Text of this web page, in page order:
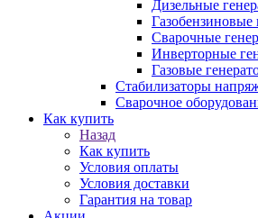
Дизельные
Газобензиновые
Сварочные
Инверторные
Газовые
Стабилизаторы
Cварочное
Как купить
Назад
Как купить
Условия оплаты
Условия доставки
Гарантия на товар